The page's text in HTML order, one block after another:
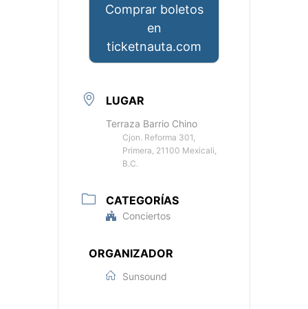
Comprar boletos
en
ticketnauta.com
LUGAR
Terraza Barrio Chino
Cjon. Reforma 301,
Primera, 21100 Mexicali,
B.C.
CATEGORÍAS
Conciertos
ORGANIZADOR
Sunsound